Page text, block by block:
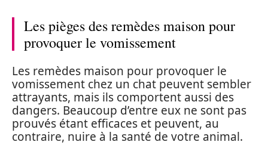
Les pièges des remèdes maison pour
provoquer le vomissement
Les remèdes maison pour provoquer le
vomissement chez un chat peuvent sembler
attrayants, mais ils comportent aussi des
dangers. Beaucoup d’entre eux ne sont pas
prouvés étant efficaces et peuvent, au
contraire, nuire à la santé de votre animal.